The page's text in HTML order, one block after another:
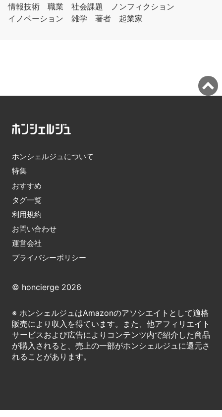
情報技術
職業 社会課題
ノンフィクション
イノベーション
雑学 著者 起業家
ホンシェルジュについて
特集
おすすめ
タグ一覧
利用規約
お問い合わせ
運営会社
プライバシーポリシー
© honcierge 2026
※ ホンシェルジュはAmazonのアソシエイトとして適格
販売により収入を得ています。また、他アフィリエイト
サービスおよび広告によりコンテンツ内で紹介した商品
が購入されると、売上の一部がホンシェルジュに還元さ
れることがあります。